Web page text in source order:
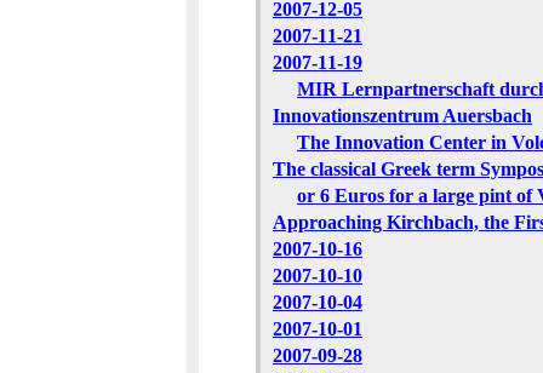
2007-12-05
2007-11-21
2007-11-19
MIR Lernpartnerschaft
Innovationszentrum Auersbach
The Innovation Center in
The classical Greek term
or 6 Euros for a large pint of
Approaching Kirchbach, the
2007-10-16
2007-10-10
2007-10-04
2007-10-01
2007-09-28